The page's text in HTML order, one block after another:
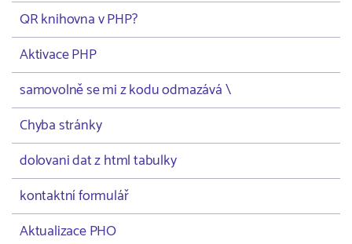
QR knihovna v PHP?
Aktivace PHP
samovolně se mi z kodu odmazává \
Chyba stránky
dolovani dat z html tabulky
kontaktní formulář
Aktualizace PHO